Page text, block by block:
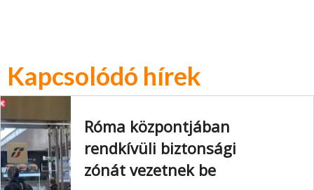
Kapcsolódó hírek
Róma központjában
rendkívüli biztonsági
zónát vezetnek be